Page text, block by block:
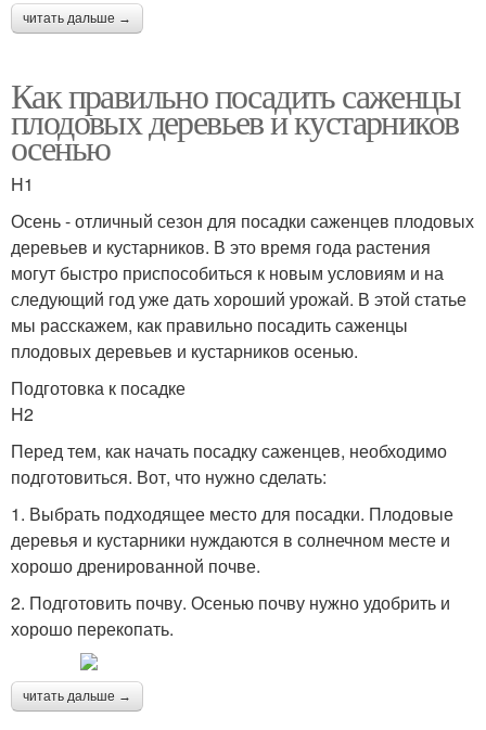
читать дальше →
Как правильно посадить саженцы
плодовых деревьев и кустарников
осенью
H1
Осень - отличный сезон для посадки саженцев плодовых
деревьев и кустарников. В это время года растения
могут быстро приспособиться к новым условиям и на
следующий год уже дать хороший урожай. В этой статье
мы расскажем, как правильно посадить саженцы
плодовых деревьев и кустарников осенью.
Подготовка к посадке
H2
Перед тем, как начать посадку саженцев, необходимо
подготовиться. Вот, что нужно сделать:
1. Выбрать подходящее место для посадки. Плодовые
деревья и кустарники нуждаются в солнечном месте и
хорошо дренированной почве.
2. Подготовить почву. Осенью почву нужно удобрить и
хорошо перекопать.
читать дальше →